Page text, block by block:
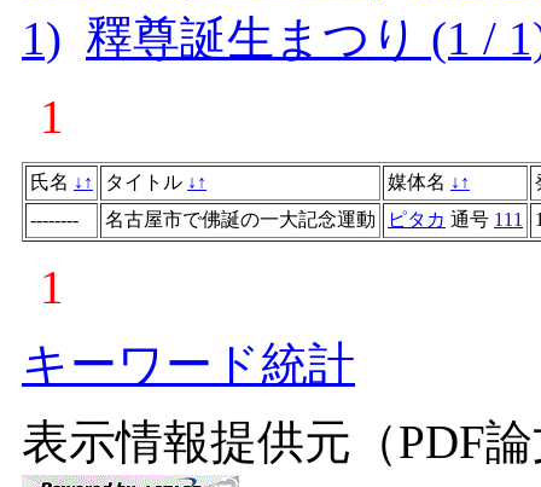
1) 釋尊誕生まつり (1 /
1
氏名 ↓ ↑ タイトル ↓ ↑ 媒体名 ↓ ↑
--------
名古屋市で佛誕の一大記念運動 ピタカ 通号 111
1
キーワード統計
表示情報提供元（PDF